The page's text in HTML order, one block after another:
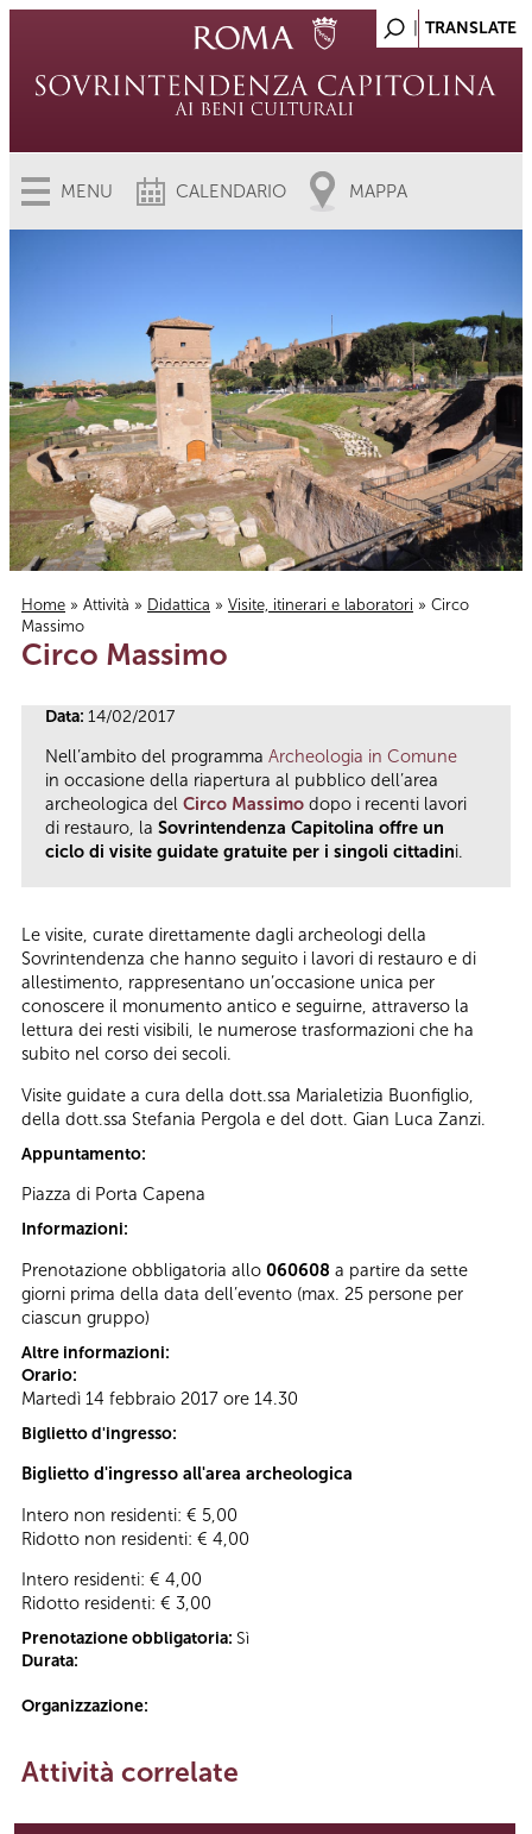
MENU CALENDARIO MAPPA
Tu sei qui
Home » Attività » Didattica » Visite, itinerari e laboratori » Circo
Massimo
Circo Massimo
Data: 14/02/2017
Nell’ambito del programma Archeologia in Comune
in occasione della riapertura al pubblico dell’area
archeologica del Circo Massimo dopo i recenti lavori
di restauro, la Sovrintendenza Capitolina offre un
ciclo di visite guidate gratuite per i singoli cittadini.
Le visite, curate direttamente dagli archeologi della
Sovrintendenza che hanno seguito i lavori di restauro e di
allestimento, rappresentano un’occasione unica per
conoscere il monumento antico e seguirne, attraverso la
lettura dei resti visibili, le numerose trasformazioni che ha
subito nel corso dei secoli.
Visite guidate a cura della dott.ssa Marialetizia Buonfiglio,
della dott.ssa Stefania Pergola e del dott. Gian Luca Zanzi.
Appuntamento:
Piazza di Porta Capena
Informazioni:
Prenotazione obbligatoria allo 060608 a partire da sette
giorni prima della data dell’evento (max. 25 persone per
ciascun gruppo)
Altre informazioni:
Orario:
Martedì 14 febbraio 2017 ore 14.30
Biglietto d'ingresso:
Biglietto d'ingresso all'area archeologica
Intero non residenti: € 5,00
Ridotto non residenti: € 4,00
Intero residenti: € 4,00
Ridotto residenti: € 3,00
Prenotazione obbligatoria: Sì
Durata:
Organizzazione:
Attività correlate